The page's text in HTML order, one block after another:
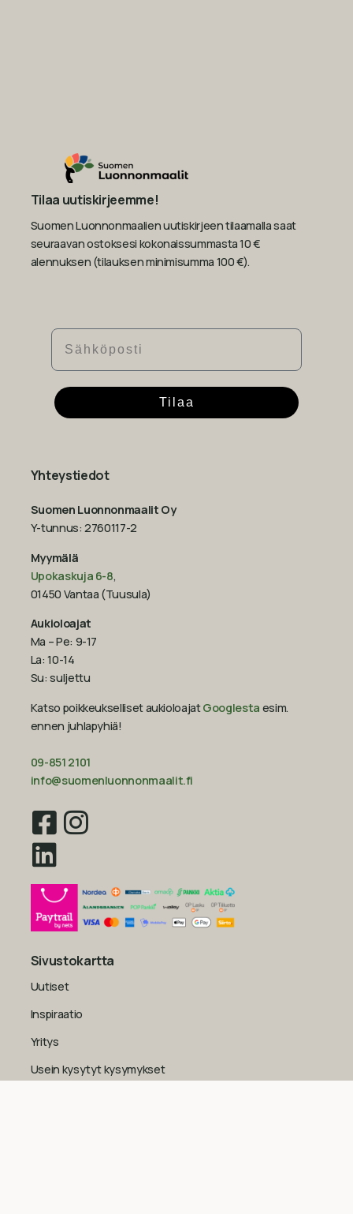
Tilaa uutiskirjeemme!
Suomen Luonnonmaalien uutiskirjeen tilaamalla saat
seuraavan ostoksesi kokonaissummasta 10 €
alennuksen (tilauksen minimisumma 100 €).
Sähköposti
Tilaa
Yhteystiedot
Suomen Luonnonmaalit Oy
Y-tunnus: 2760117-2
Myymälä
Upokaskuja 6-8,
01450 Vantaa (Tuusula)
Aukioloajat
Ma – Pe: 9-17
La: 10-14
Su: suljettu
Katso poikkeukselliset aukioloajatGooglesta esim.
ennen juhlapyhiä!‍
09-851 2101
info@suomenluonnonmaalit.fi
Sivustokartta
Uutiset
Inspiraatio
Yritys
Usein kysytyt kysymykset